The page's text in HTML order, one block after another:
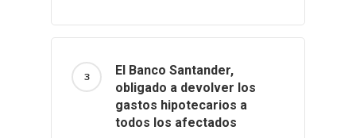
El Banco Santander,
obligado a devolver los
gastos hipotecarios a
todos los afectados